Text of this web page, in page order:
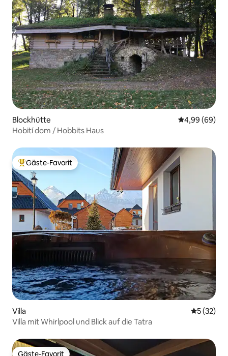
Blockhütte
4,99 (69)
Hobití dom / Hobbits Haus
Beliebter Gäste-Favorit.
Gäste-Favorit
Villa
5 (32)
Villa mit Whirlpool und Blick auf die Tatra
Gäste-Favorit